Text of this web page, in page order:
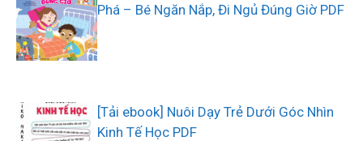
Phá – Bé Ngăn Nắp, Đi Ngủ Đúng Giờ PDF
[Tải ebook] Nuôi Dạy Trẻ Dưới Góc Nhìn
Kinh Tế Học PDF